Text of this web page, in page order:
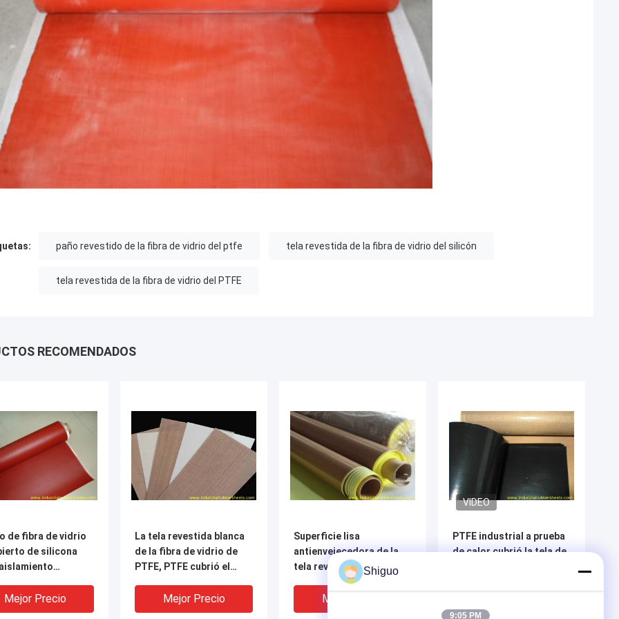
paño revestido de la fibra de vidrio del ptfe tela revestida de la fibra de vidrio del silicón
tela revestida de la fibra de vidrio del PTFE
RECOMENDADOS
de fibra de vidrio
de silicona
Mejor Precio
La tela revestida blanca
de la fibra de vidrio de
PTFE, PTFE cubrió el
Mejor Precio
Superficie lisa
antienvejecedora de la
tela revestida de la fibra
de vidrio del pegamento
+ del papel PTFE
Mejor Precio
VIDEO
PTFE industrial a prueba
de calor cubrió la tela de
Shiguo
9:05 PM